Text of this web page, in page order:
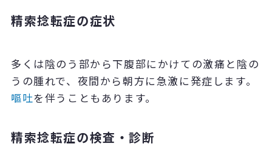
精索捻転症の症状
多くは陰のう部から下腹部にかけての激痛と陰の
うの腫れで、夜間から朝方に急激に発症します。
嘔吐を伴うこともあります。
精索捻転症の検査・診断